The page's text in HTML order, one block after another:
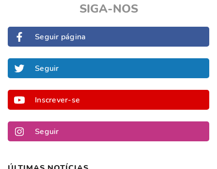
SIGA-NOS
Seguir página
Seguir
Inscrever-se
Seguir